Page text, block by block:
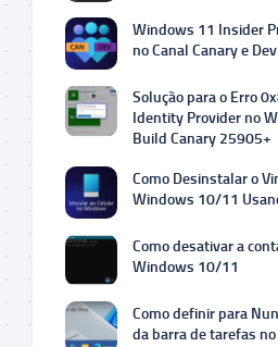
Windows 11 Insider
no Canal Canary e Dev
Solução para o Erro
Identity Provider no
Build Canary 25905+
Como Desinstalar o
Windows 10/11
Como desativar a
Windows 10/11
Como definir para
da barra de tarefas